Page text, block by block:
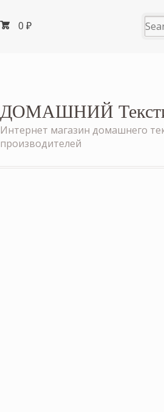
0 ₽
ДОМАШНИЙ
Интернет магазин домашнего
производителей